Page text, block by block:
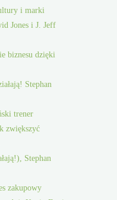
i marki
Jones i J. Jeff
biznesu dzięki
Stephan
trener
zwiększyć
Stephan
zakupowy